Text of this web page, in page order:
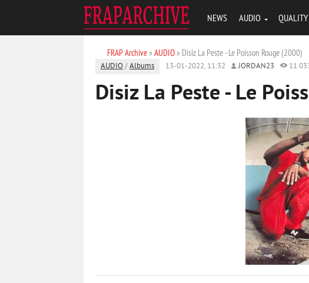
NEWS AUDIO QUALITY
FRAP Archive» AUDIO» Disiz La Peste - Le Poisson Rouge (2000)
AUDIO /Albums 13-01-2022, 11:32 JORDAN23 11
Disiz La Peste - Le